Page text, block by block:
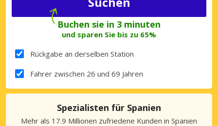
Buchen sie in 3 minuten
und sparen Sie bis zu 65%
Rückgabe an derselben Station
Fahrer zwischen 26 und 69 Jahren
Spezialisten für Spanien
Mehr als 17.9 Millionen zufriedene Kunden in Spanien